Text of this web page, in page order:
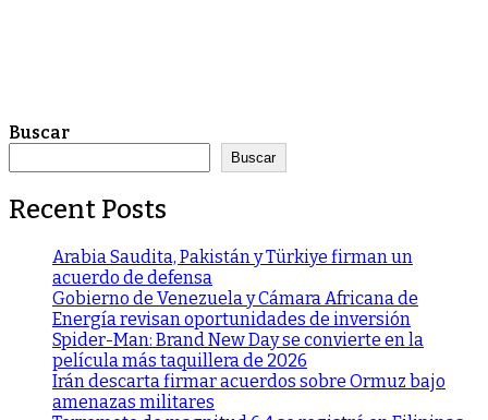
Buscar
Buscar
Recent Posts
Arabia Saudita, Pakistán y Türkiye firman un
acuerdo de defensa
Gobierno de Venezuela y Cámara Africana de
Energía revisan oportunidades de inversión
Spider-Man: Brand New Day se convierte en la
película más taquillera de 2026
Irán descarta firmar acuerdos sobre Ormuz bajo
amenazas militares